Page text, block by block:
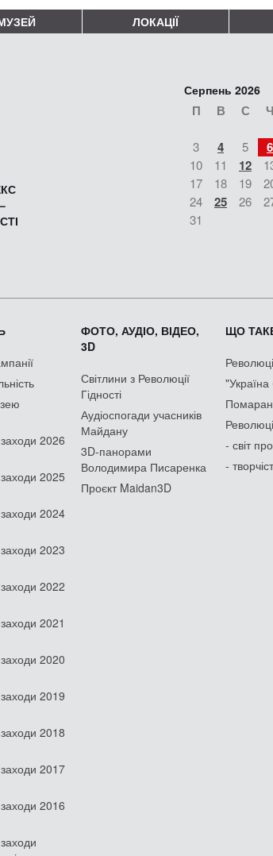
ЛОКАЦІЇ
Серпень 2026
П В С Ч
3 4 5 6
10
11 12
17
18 19
24
25 26
31
2026
2025
2024
2023
2022
2021
2020
2019
2018
2017
2016
ФОТО, АУДІО, ВІДЕО,
3D
Світлини з Революції
Гідності
Аудіоспогади учасників
Майдану
3D-панорами
Володимира Писаренка
Проєкт Maidan3D
ЩО
- світ
-